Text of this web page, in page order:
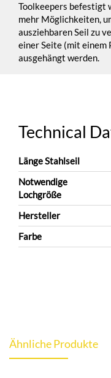
Toolkeepers befestigt
mehr Möglichkeiten,
ausziehbaren Seil zu
einer Seite (mit einem
ausgehängt werden.
Technical
Länge Stahlseil
Notwendige
Lochgröße
Hersteller
Farbe
Ähnliche Produkte